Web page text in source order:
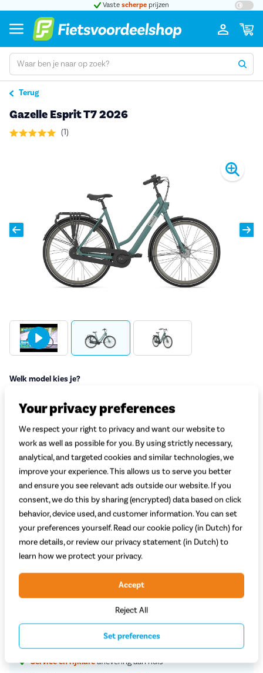
Vaste scherpe prijzen
Terug
Gazelle Esprit T7 2026
(1)
Welk model kies je?
Welke kleur kies je?
Zwart Mat
Blauw Mat Groen Mat
Welke maat kies je?Uitleg
Selecteer lichaamslengte
Adviesprijs829,-
729,-
Proefrit in de winkel
Service en rijklareaflevering aan huis
Your privacy preferences
We respect your right to privacy and want our website to
work as well as possible for you. By using strictly necessary,
analytical, and targeted cookies and similar technologies, we
improve your experience. This allows us to serve you better
and ensure you see relevant ads outside our website. If you
consent, we do this by sharing (encrypted) data based on click
behavior, device used, and customer information. You can set
your preferences yourself. Read our cookie policy (in Dutch) for
more details, or review our privacy statement (in Dutch) to
learn how we protect your privacy.
Reject All
Accept
Set preferences